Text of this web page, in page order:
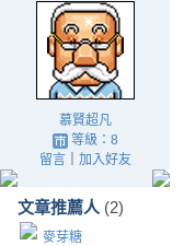
慕賢超凡
等級：8
留言｜ 加入好友
文章推薦人 (2)
麥芽糖